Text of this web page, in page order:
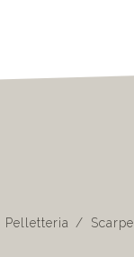
Pelletteria Scarpe